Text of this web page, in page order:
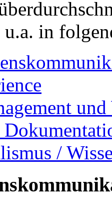
in
und
/